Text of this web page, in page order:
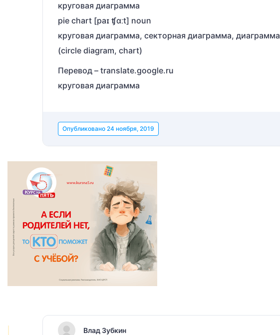
круговая диаграмма
pie chart [paɪ ʧɑːt] noun
круговая диаграмма, секторная диаграмма, диаграмма
(circle diagram, chart)
Перевод – translate.google.ru
круговая диаграмма
Опубликовано 24 ноября, 2019
Влад Зубкин